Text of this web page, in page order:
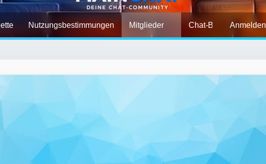
Nutzungsbestimmungen Mitglieder Chat-BefehleAnmelden